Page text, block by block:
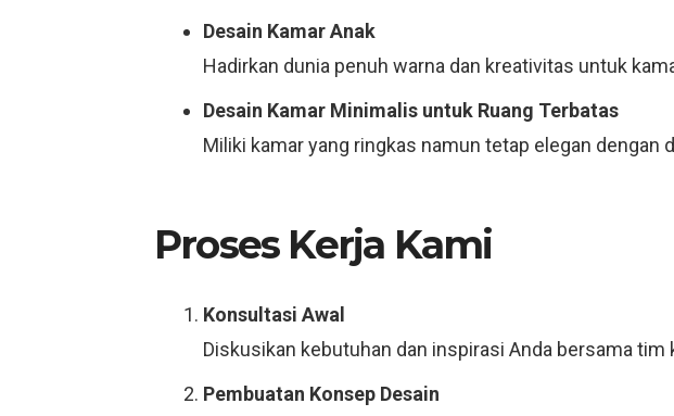
Desain Kamar Anak
Hadirkan dunia penuh warna dan kreativitas untuk
Desain Kamar Minimalis untuk Ruang Terbatas
Miliki kamar yang ringkas namun tetap elegan dengan
Proses Kerja Kami
Konsultasi Awal
Diskusikan kebutuhan dan inspirasi Anda bersama tim
Pembuatan Konsep Desain